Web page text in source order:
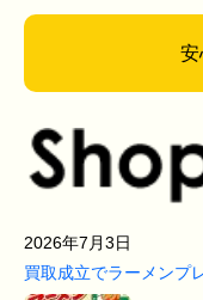
安
2026年7月3日
買取成立でラーメンプ